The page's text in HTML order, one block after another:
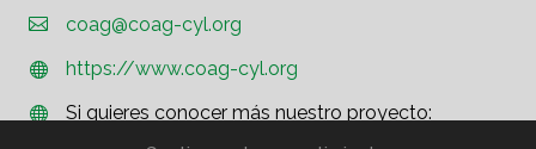

 coag@coag-cyl.org

 https://www.coag-cyl.org


Si quieres conocer más nuestro proyecto:
http://www.coag.org